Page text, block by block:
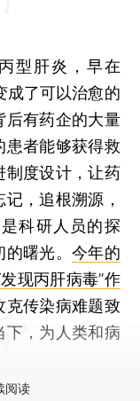
型肝炎，早在
成了可以治愈的
后有药企的大量
患者能够获得救
制度设计，让药
，追根溯源，
科研人员的探
曙光。 今年的
现丙肝病毒”作
克传染病难题致
下，为人类和病
阅读